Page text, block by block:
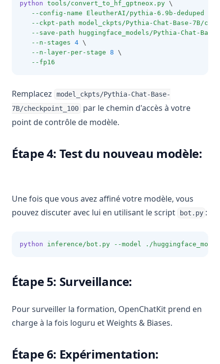
python tools/convert_to_hf_gptneox.py \
--config-name
EleutherAI/pythia-6.9b-deduped
--ckpt-path model_ckpts/Pythia-Chat-Base-7B/
--save-path
huggingface_models/Pythia-Chat-Base-
--n-stages 4 \
--n-layer-per-stage 8 \
--fp16
Remplacez
model_ckpts/Pythia-Chat-Base-
7B/checkpoint_100
par le chemin d'accès à votre
point de contrôle de modèle.
Étape 4: Test du nouveau modèle:
Une fois que vous avez affiné votre modèle, vous
pouvez discuter avec lui en utilisant le script
bot.py :
python inference/bot.py --model ./
Étape 5: Surveillance:
Pour surveiller la formation, OpenChatKit prend en
charge à la fois loguru et Weights & Biases.
Étape 6: Expérimentation: